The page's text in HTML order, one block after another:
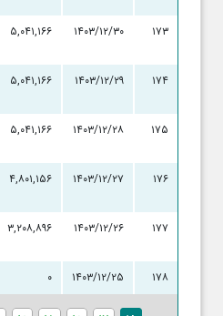
۱۷۳ ۱۴۰۳/۱۲/۳۰ ۵,۰۴۱,۱۶۶
۱۷۴ ۱۴۰۳/۱۲/۲۹ ۵,۰۴۱,۱۶۶
۱۷۵ ۱۴۰۳/۱۲/۲۸ ۵,۰۴۱,۱۶۶
۱۷۶ ۱۴۰۳/۱۲/۲۷ ۴,۸۰۱,۱۵۶
۱۷۷ ۱۴۰۳/۱۲/۲۶ ۳,۲۰۸,۸۹۶
۱۷۸ ۱۴۰۳/۱۲/۲۵ ۰